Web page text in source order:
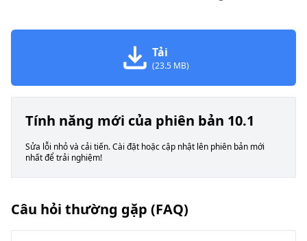
Tải
(23.5 MB)
Tính năng mới của phiên bản 10.1
Sửa lỗi nhỏ và cải tiến. Cài đặt hoặc cập nhật lên phiên bản mới
nhất để trải nghiệm!
Câu hỏi thường gặp (FAQ)